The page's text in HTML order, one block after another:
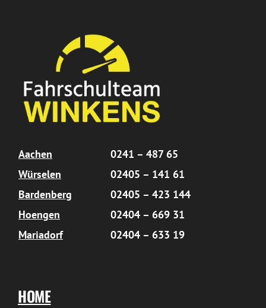
Aachen
0241 – 487 65
Würselen
02405 – 141 61
Bardenberg
02405 – 423 144
Hoengen
02404 – 669 31
Mariadorf
02404 – 633 19
HOME